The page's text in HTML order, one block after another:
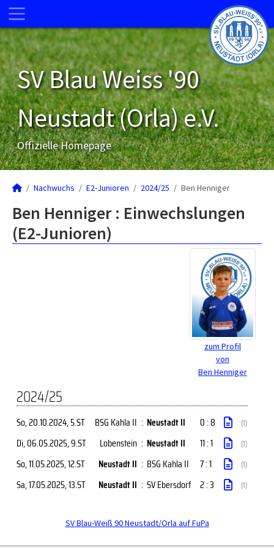
SV Blau Weiss '90
Neustadt (Orla) e.V.
Offizielle Homepage
Nachwuchs E2-Junioren 2024/25 Ben Henniger
Ben Henniger : Einwechslungen
(E2-Junioren)
zum Profil
von
Ben Henniger
2024/25
So, 20.10.2024, 5.ST BSG Kahla II : Neustadt II 0 : 8 (1)
Di, 06.05.2025, 9.ST Lobenstein : Neustadt II 11 : 1 (1)
So, 11.05.2025, 12.ST Neustadt II : BSG Kahla II 7 : 1 (1)
Sa, 17.05.2025, 13.ST Neustadt II : SV Ebersdorf 2 : 3 (1)
SV Blau-Weiß 90 Neustadt/Orla auf FuPa